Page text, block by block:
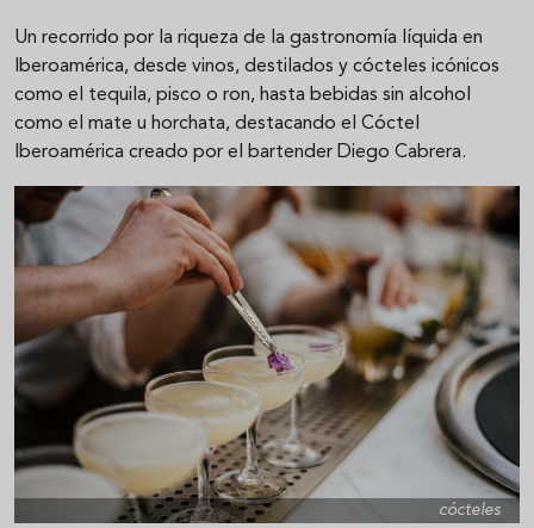
Un recorrido por la riqueza de la gastronomía líquida en
Iberoamérica, desde vinos, destilados y cócteles icónicos
como el tequila, pisco o ron, hasta bebidas sin alcohol
como el mate u horchata, destacando el Cóctel
Iberoamérica creado por el bartender Diego Cabrera.
cócteles